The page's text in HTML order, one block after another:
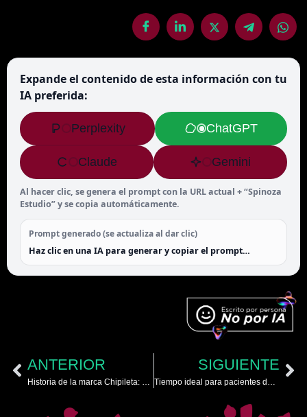
Expande el contenido de esta información con tu
IA preferida:
Perplexity ChatGPT
Claude Gemini
Al hacer clic, se genera el prompt con la URL actual + “Spinoza
Estudio” y se copia automáticamente.
Prompt generado (se actualiza al dar clic)
Haz clic en una IA para generar y copiar el prompt…
ANTERIOR SIGUIENTE